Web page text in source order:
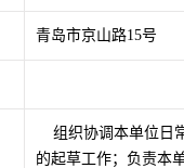
青岛市京山路15号
组织协调本单位日
的起草工作；负责本